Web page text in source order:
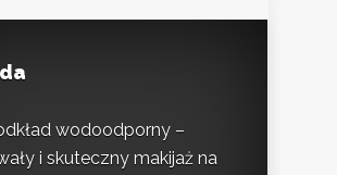
wodoodporny –
i skuteczny makijaż na